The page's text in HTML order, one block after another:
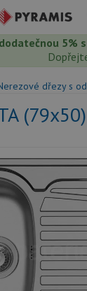
5%
dřezy s